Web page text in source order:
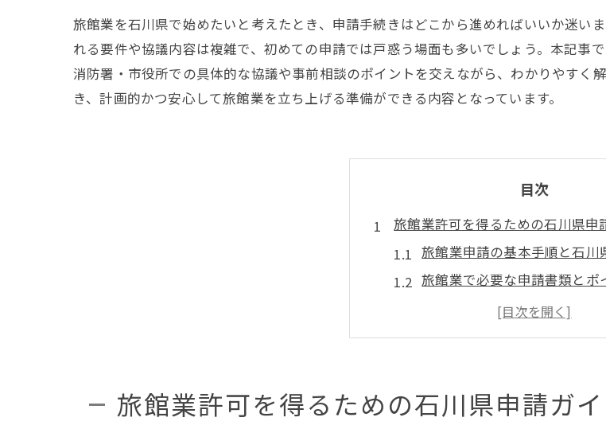
旅館業を石川県で始めたいと考えたとき、申請手続きはどこから進めればいいか迷い
れる要件や協議内容は複雑で、初めての申請では戸惑う場面も多いでしょう。本記事
消防署・市役所での具体的な協議や事前相談のポイントを交えながら、わかりやすく
き、計画的かつ安心して旅館業を立ち上げる準備ができる内容となっています。
目次
旅館業許可を得るための石川県申
旅館業申請の基本手順と石川
旅館業で必要な申請書類とポ
保健所・消防署協議を進める
旅館業許可取得までの流れを
消防署や市役所との協議が鍵とな
旅館業で押さえる消防署協議
旅館業許可を得るための石川県申請ガ